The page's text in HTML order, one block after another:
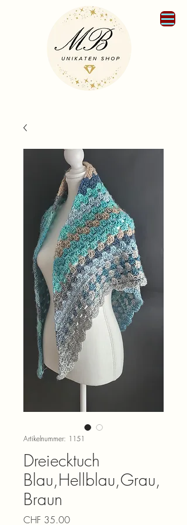
Artikelnummer: 1151
Dreiecktuch
Blau,Hellblau,Grau,
Braun
CHF 35.00Preis